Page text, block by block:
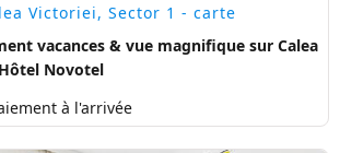
Victoriei, Sector 1 - carte
vacances & vue magnifique sur Calea
Novotel
à l'arrivée